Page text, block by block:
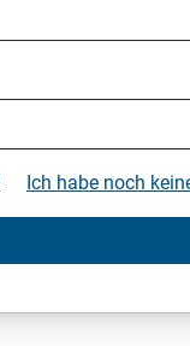
Ich habe noch